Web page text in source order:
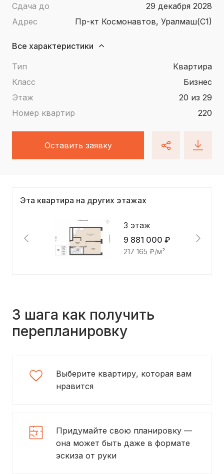
Сдача до
29 декабря 2028
Адрес
пр-кт Космонавтов, Уралмаш(С1)
Все характеристики
Тип
квартира
Класс
Бизнес
Этаж
20 из 29
Номер квартир
220
Оставить заявку
Эта квартира на других этажах
3 этаж
9 881 000 ₽
217 165 ₽/м²
3 шага как получить
перепланировку
Выберите квартиру, которая вам
нравится
Придумайте свою планировку —
она может быть даже в формате
эскиза от руки